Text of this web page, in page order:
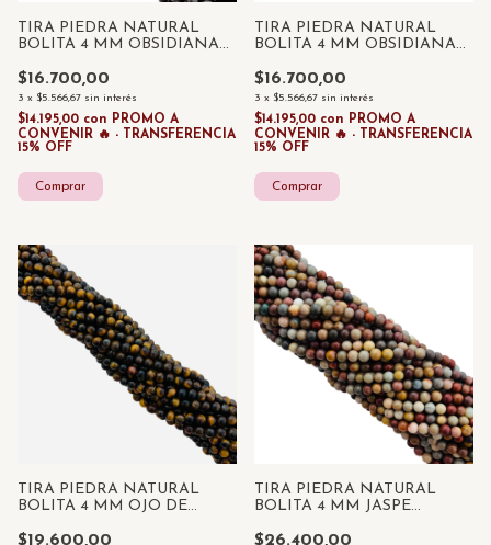
TIRA PIEDRA NATURAL
BOLITA 4 MM OBSIDIANA
$16.700,00
3 x $5.566,67 sin interés
$14.195,00 con PROMO A
CONVENIR 🔥 - TRANSFERENCIA
15% OFF
TIRA PIEDRA NATURAL
BOLITA 4 MM OBSIDIANA
$16.700,00
3 x $5.566,67 sin interés
$14.195,00 con PROMO A
CONVENIR 🔥 - TRANSFERENCIA
15% OFF
TIRA PIEDRA NATURAL
BOLITA 4 MM OJO DE
$19.600,00
TIRA PIEDRA NATURAL
BOLITA 4 MM JASPE
$26.400,00